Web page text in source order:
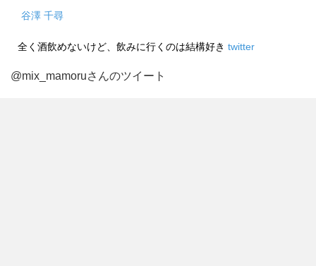
谷澤 千尋
全く酒飲めないけど、飲みに行くのは結構好き twitter
@mix_mamoruさんのツイート